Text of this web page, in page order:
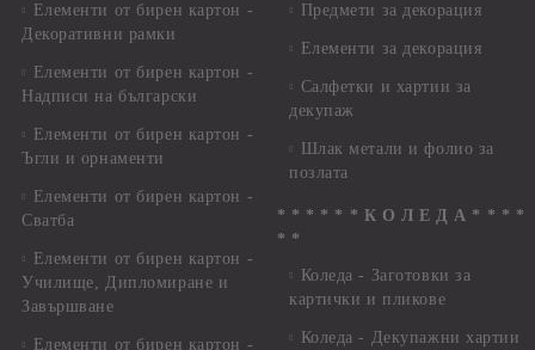
Елементи от бирен картон -
Декоративни рамки
Елементи от бирен картон -
Надписи на български
Елементи от бирен картон -
Ъгли и орнаменти
Елементи от бирен картон -
Сватба
Елементи от бирен картон -
Училище, Дипломиране и
Завършване
Елементи от бирен картон -
Предмети за декорация
Елементи за декорация
Салфетки и хартии за
декупаж
Шлак метали и фолио за
позлата
* * * * * * К О Л Е Д А * * * *
* *
Коледа - Заготовки за
картички и пликове
Коледа - Декупажни хартии